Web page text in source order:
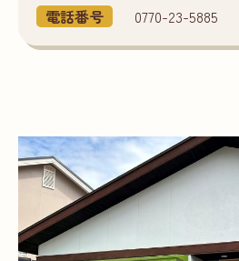
電話番号
0770-23-5885